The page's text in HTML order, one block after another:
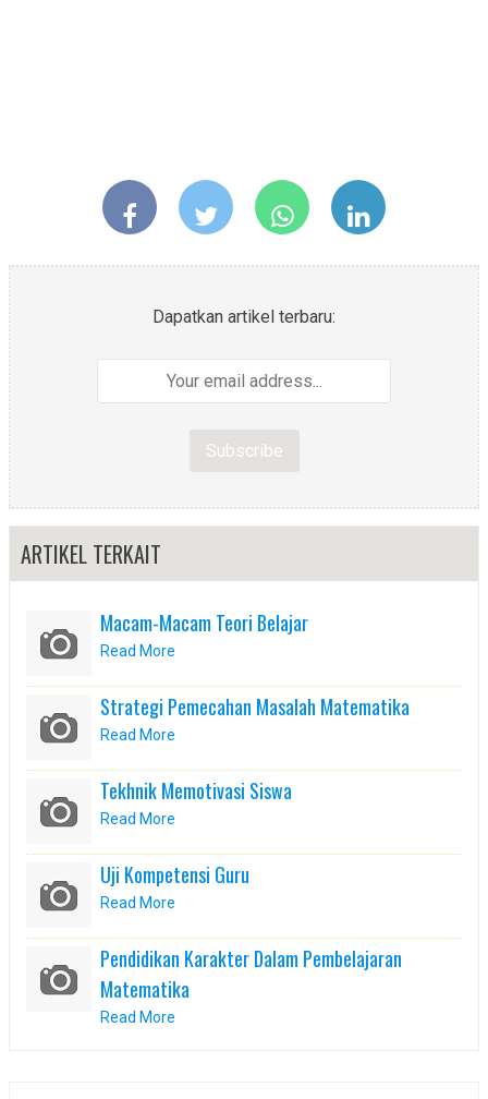
Dapatkan artikel terbaru:
ARTIKEL TERKAIT
Macam-Macam Teori Belajar
Read More
Strategi Pemecahan Masalah Matematika
Read More
Tekhnik Memotivasi Siswa
Read More
Uji Kompetensi Guru
Read More
Pendidikan Karakter Dalam Pembelajaran
Matematika
Read More